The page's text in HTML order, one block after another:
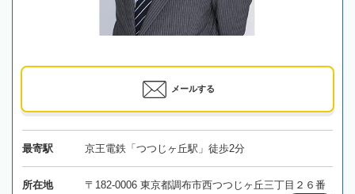
メールする
最寄駅 京王電鉄「つつじヶ丘駅」徒歩2分
所在地
〒182-0006 東京都調布市西つつじヶ丘三丁目２６番